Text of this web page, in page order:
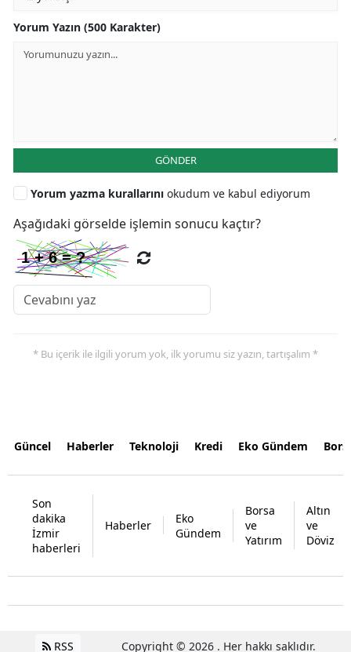
Yorum Yazın (500 Karakter)
GÖNDER
Yorum yazma kurallarını okudum ve kabul ediyorum
Aşağıdaki görselde işlemin sonucu kaçtır?
* Bu içerik ile ilgili yorum yok, ilk yorumu siz yazın, tartışalım *
Güncel Haberler Teknoloji Kredi Eko Gündem
Son
dakika
İzmir
haberleri
Haberler
Eko
Gündem
Borsa
ve
Yatırım
Altın
ve
Döviz
RSS Copyright © 2026 . Her hakkı saklıdır.